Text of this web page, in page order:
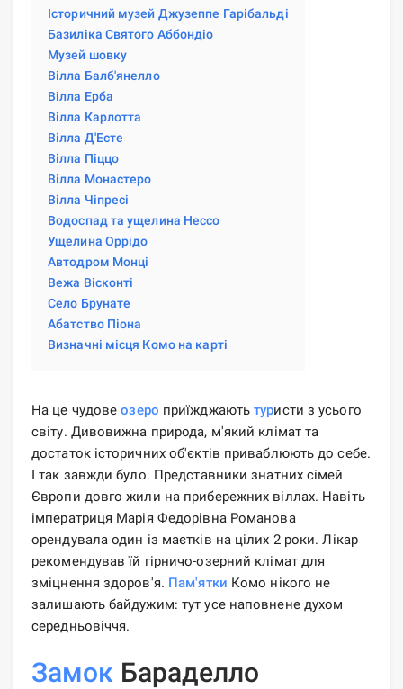
Історичний музей Джузеппе Гарібальді
Базиліка Святого Аббондіо
Музей шовку
Вілла Балб'янелло
Вілла Ерба
Вілла Карлотта
Вілла Д'Есте
Вілла Піццо
Вілла Монастеро
Вілла Чіпресі
Водоспад та ущелина Нессо
Ущелина Оррідо
Автодром Монці
Вежа Вісконті
Село Брунате
Абатство Піона
Визначні місця Комо на карті
На це чудовеозеро приїжджаютьтуристи з усього
світу. Дивовижна природа, м'який клімат та
достаток історичних об'єктів приваблюють до себе.
І так завжди було. Представники знатних сімей
Європи довго жили на прибережних віллах. Навіть
імператриця Марія Федорівна Романова
орендувала один із маєтків на цілих 2 роки. Лікар
рекомендував їй гірничо-озерний клімат для
зміцнення здоров'я. Пам'ятки Комо нікого не
залишають байдужим: тут усе наповнене духом
середньовіччя.
Замок Бараделло